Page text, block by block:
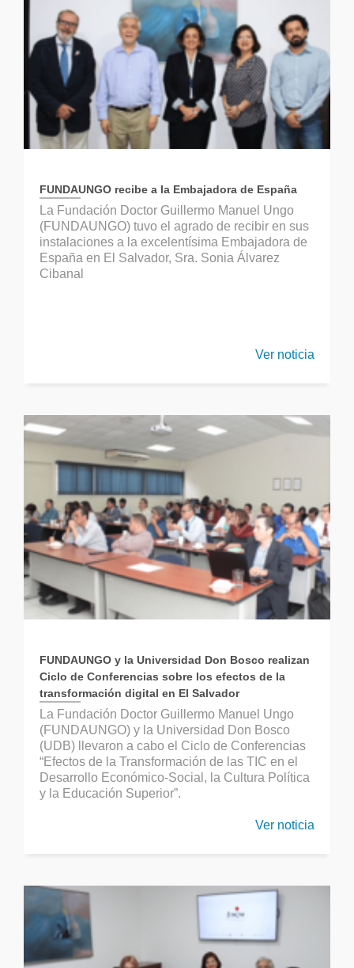
FUNDAUNGO recibe a la Embajadora de España
La Fundación Doctor Guillermo Manuel Ungo
(FUNDAUNGO) tuvo el agrado de recibir en sus
instalaciones a la excelentísima Embajadora de
España en El Salvador, Sra. Sonia Álvarez
Cibanal
Ver noticia
FUNDAUNGO y la Universidad Don Bosco realizan
Ciclo de Conferencias sobre los efectos de la
transformación digital en El Salvador
La Fundación Doctor Guillermo Manuel Ungo
(FUNDAUNGO) y la Universidad Don Bosco
(UDB) llevaron a cabo el Ciclo de Conferencias
“Efectos de la Transformación de las TIC en el
Desarrollo Económico-Social, la Cultura Política
y la Educación Superior”.
Ver noticia